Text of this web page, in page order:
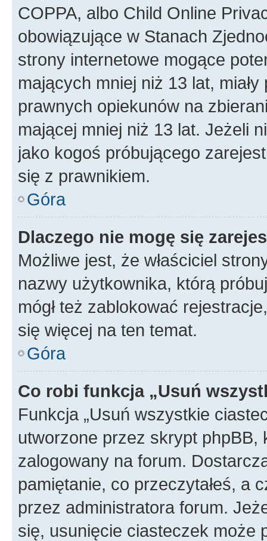
COPPA, albo Child Online
obowiązujące w Stanach
strony internetowe mogące
mających mniej niż 13 lat,
prawnych opiekunów na
mającej mniej niż 13 lat. Jeżeli
jako kogoś próbującego
się z prawnikiem.
Góra
Dlaczego nie mogę się
Możliwe jest, że właściciel
nazwy użytkownika, którą
mógł też zablokować
się więcej na ten temat.
Góra
Co robi funkcja „Usuń
Funkcja „Usuń wszystkie
utworzone przez skrypt
zalogowany na forum.
pamiętanie, co przeczytałeś, a
przez administratora forum.
się, usunięcie ciasteczek może